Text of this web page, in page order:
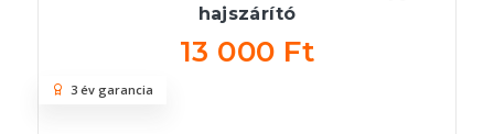
hajszárító
13 000 Ft
3 év garancia